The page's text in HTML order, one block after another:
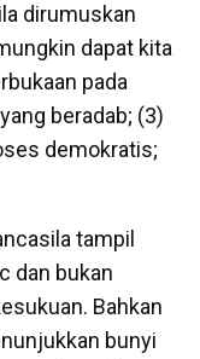
dirumuskan
dapat kita
pada
beradab; (3)
demokratis;
tampil
dan bukan
Bahkan
bunyi